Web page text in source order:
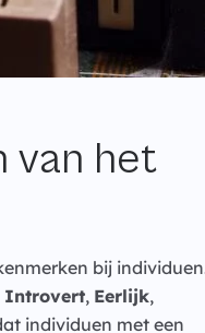
van het
bij
Introvert, Eerlijk,
individuen met een